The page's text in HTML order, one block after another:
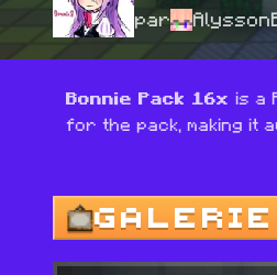
par
Bonnie Pack 16x is a
for the pack, making it
GALERIE